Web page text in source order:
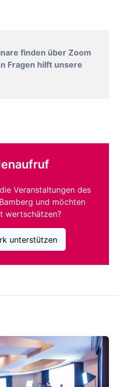
finden über Zoom
Fragen hilft unsere
Veranstaltungen des
und möchten
wertschätzen?
unterstützen